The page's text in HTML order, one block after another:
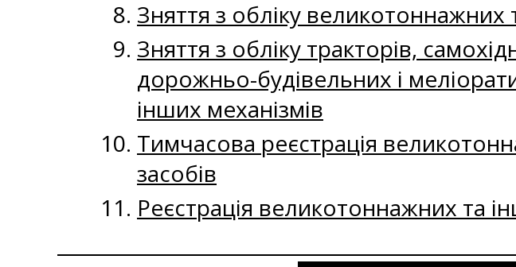
Зняття з обліку великотоннажних
Зняття з обліку тракторів,
дорожньо-будівельних і
інших механізмів
Тимчасова реєстрація
засобів
Реєстрація великотоннажних та